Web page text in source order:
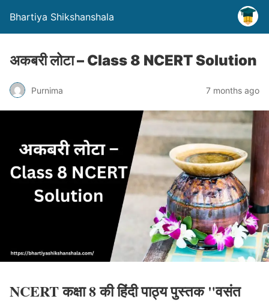
Bhartiya Shikshanshala
अकबरी लोटा – Class 8 NCERT Solution
Purnima 7 months ago
NCERT कक्षा 8 की हिंदी पाठ्य पुस्तक "वसंत